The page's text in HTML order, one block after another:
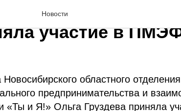
Новости
Новосибирской
участие в
Новосибирского областного
предпринимательства и
«Ты и Я!» Ольга Груздева приняла